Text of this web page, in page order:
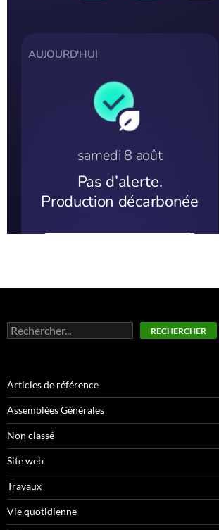
Rechercher RECHERCHER
Articles de référence
Assemblées Générales
Non classé
Site web
Travaux
Vie quotidienne